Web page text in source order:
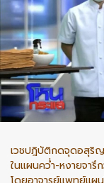
เวชปฎิบัติกดจุดอสุ
ในแผนคว่ำ-หงายจารึ